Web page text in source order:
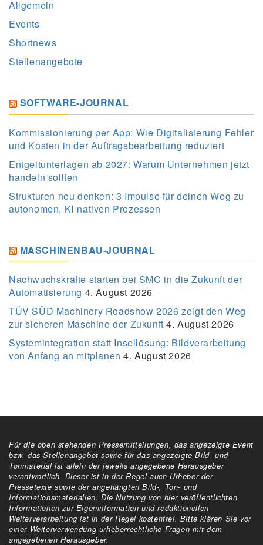
Allgemein
Events
Shortnews
Stellenangebote
SOFTWARE-JOURNAL
Kommissionierung per App: Wie Digitalisierung Fehler
und Kosten in der Auftragsbearbeitung reduziert
Entgeltunterlagen ab 2027: Warum Unternehmen jetzt
handeln sollten
Strukturen neu denken: 3 Impulse für deinen Weg zu
autonomen, KI-nativen Prozessen
MASCHINENBAU-JOURNAL
Nachwuchskräfte starten bei SMC in die Zukunft der
Automatisierung 4. August 2026
TÜV SÜD Machinery Roadshow 2026 zeigt den Weg
zur sicheren Maschine der Zukunft 4. August 2026
Systemintegration statt Insellösung: Bildverarbeitung
von Anfang an mitplanen 4. August 2026
Für die oben stehenden Pressemitteilungen, das angezeigte Event
bzw. das Stellenangebot sowie für das angezeigte Bild- und
Tonmaterial ist allein der jeweils angegebene Herausgeber
verantwortlich. Dieser ist in der Regel auch Urheber der
Pressetexte sowie der angehängten Bild-, Ton- und
Informationsmaterialien. Die Nutzung von hier veröffentlichten
Informationen zur Eigeninformation und redaktionellen
Weiterverarbeitung ist in der Regel kostenfrei. Bitte klären Sie vor
einer Weiterverwendung urheberrechtliche Fragen mit dem
angegebenen Herausgeber.